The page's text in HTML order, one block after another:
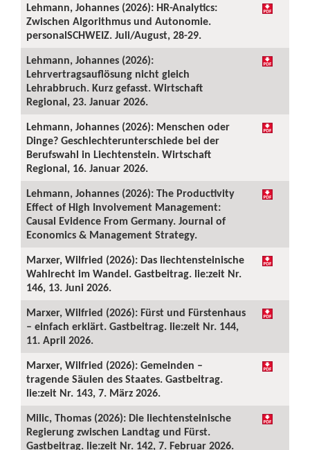
Lehmann, Johannes (2026): HR-Analytics:
Zwischen Algorithmus und Autonomie.
personalSCHWEIZ. Juli/August, 28-29.
Lehmann, Johannes (2026):
Lehrvertragsauflösung nicht gleich
Lehrabbruch. Kurz gefasst. Wirtschaft
Regional, 23. Januar 2026.
Lehmann, Johannes (2026): Menschen oder
Dinge? Geschlechterunterschiede bei der
Berufswahl in Liechtenstein. Wirtschaft
Regional, 16. Januar 2026.
Lehmann, Johannes (2026): The Productivity
Effect of High Involvement Management:
Causal Evidence From Germany. Journal of
Economics & Management Strategy.
Marxer, Wilfried (2026): Das liechtensteinische
Wahlrecht im Wandel. Gastbeitrag. lie:zeit Nr.
146, 13. Juni 2026.
Marxer, Wilfried (2026): Fürst und Fürstenhaus
– einfach erklärt. Gastbeitrag. lie:zeit Nr. 144,
11. April 2026.
Marxer, Wilfried (2026): Gemeinden –
tragende Säulen des Staates. Gastbeitrag.
lie:zeit Nr. 143, 7. März 2026.
Milic, Thomas (2026): Die liechtensteinische
Regierung zwischen Landtag und Fürst.
Gastbeitrag. lie:zeit Nr. 142, 7. Februar 2026.